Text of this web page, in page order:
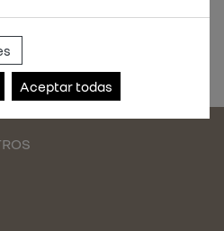
Aceptar todas